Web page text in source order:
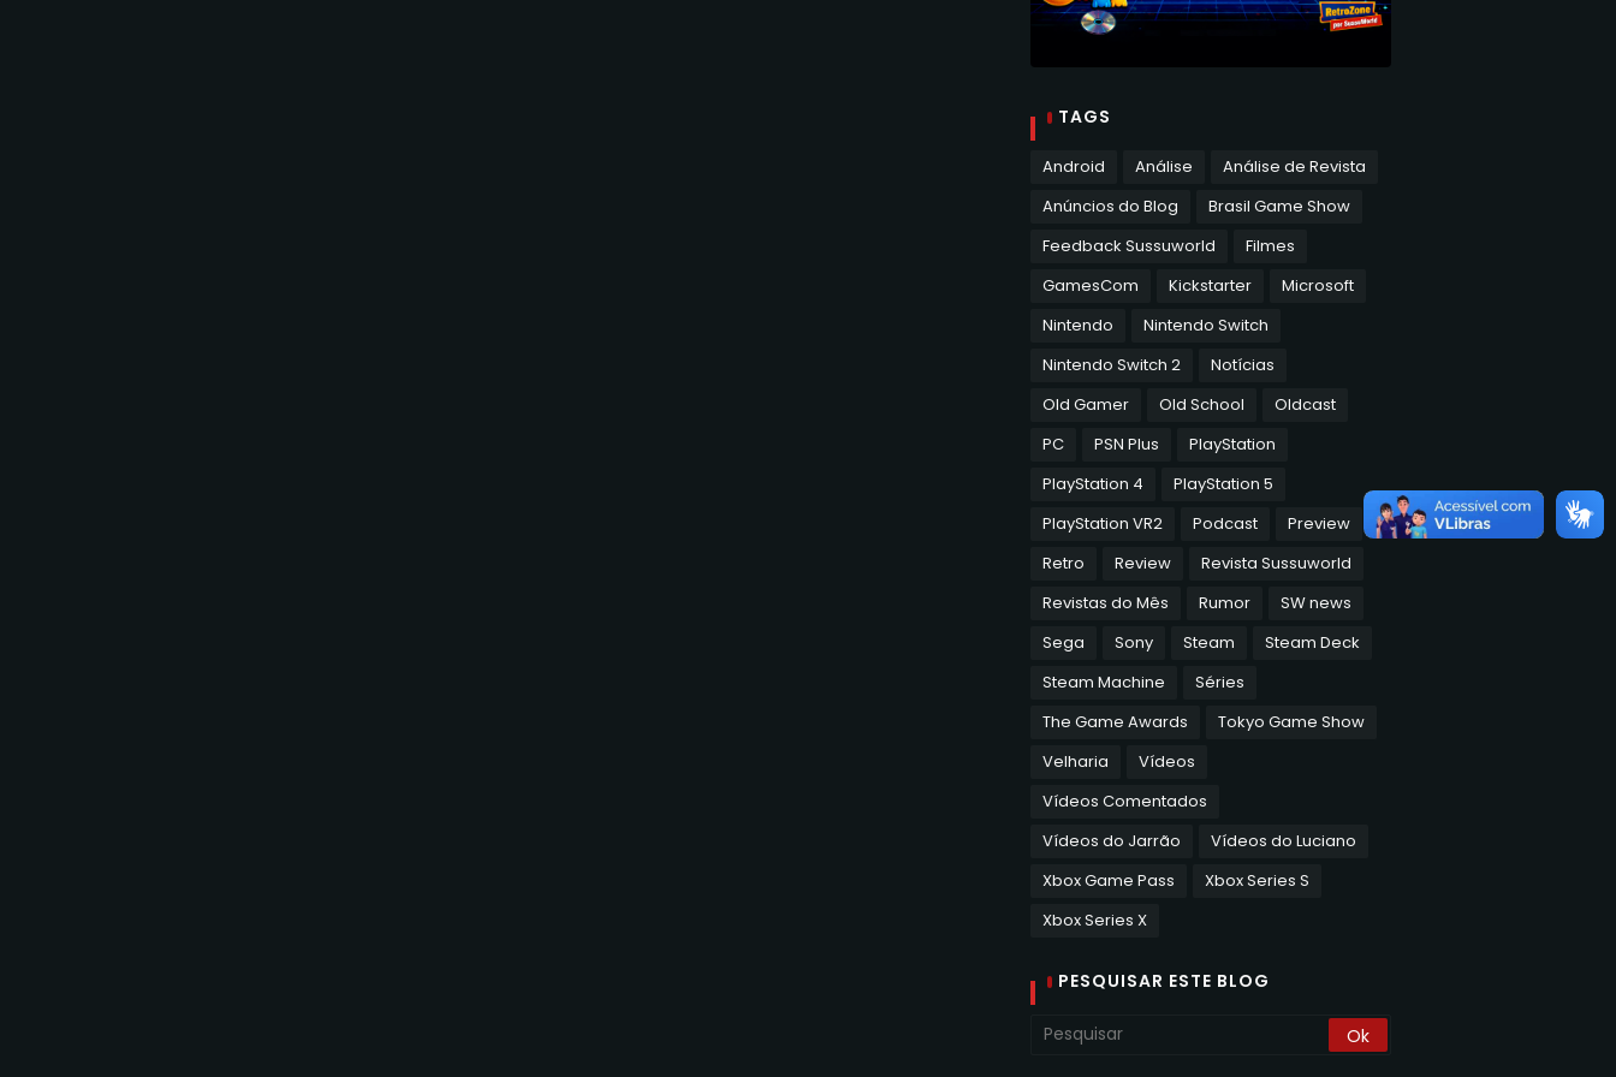
TAGS
Android Análise
Análise de Revista
Anúncios do Blog
Brasil Game Show
Feedback Sussuworld
Filmes
GamesCom
Kickstarter
Microsoft
Nintendo
Nintendo Switch
Nintendo Switch 2
Notícias
Old Gamer
Old School
Oldcast
PC
PSN Plus
PlayStation
PlayStation 4
PlayStation 5
PlayStation VR2
Podcast
Preview
Retro
Review
Revista Sussuworld
Revistas do Mês
Rumor
SW news
Sega
Sony Steam
Steam Deck
Steam Machine
Séries
The Game Awards
Tokyo Game Show
Velharia
Vídeos
Vídeos Comentados
Vídeos do Jarrão
Vídeos do Luciano
Xbox Game Pass
Xbox Series S
Xbox Series X
PESQUISAR ESTE BLOG